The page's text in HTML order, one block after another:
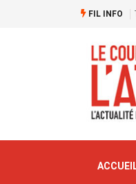
FIL INFO